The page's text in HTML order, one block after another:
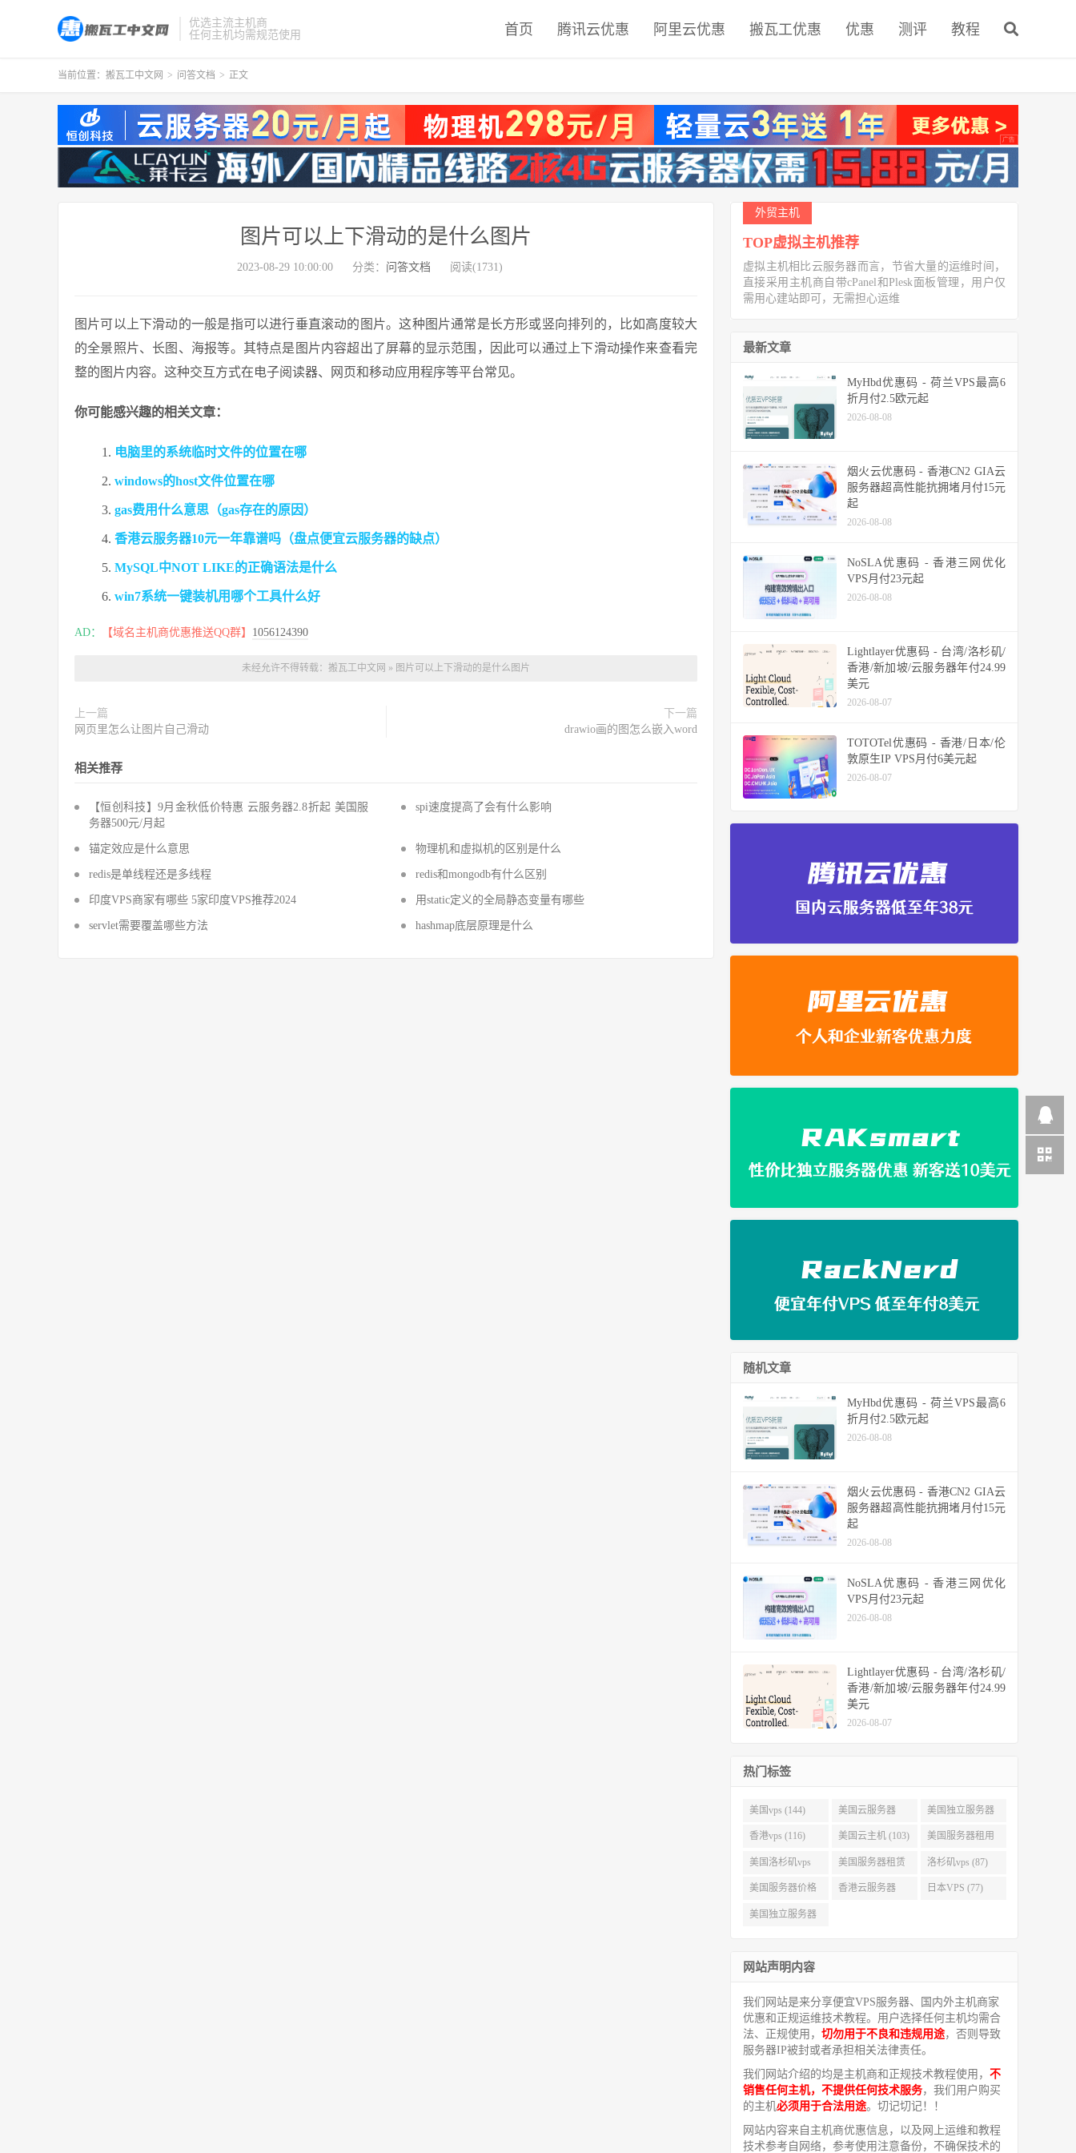
优选主流主机商
任何主机均需规范使用
首页 腾讯云优惠 阿里云优惠 搬瓦工优惠 优惠 测评 教程
当前位置： 搬瓦工中文网 > 问答文档 > 正文
图片可以上下滑动的是什么图片
2023-08-29 10:00:00 分类： 问答文档 阅读(1731)
图片可以上下滑动的一般是指可以进行垂直滚动的图片。这种图片通常是长方形或竖向排列的，比如高度较大
的全景照片、长图、海报等。其特点是图片内容超出了屏幕的显示范围，因此可以通过上下滑动操作来查看完
整的图片内容。这种交互方式在电子阅读器、网页和移动应用程序等平台常见。
你可能感兴趣的相关文章：
电脑里的系统临时文件的位置在哪
windows的host文件位置在哪
gas费用什么意思（gas存在的原因）
香港云服务器10元一年靠谱吗（盘点便宜云服务器的缺点）
MySQL中NOT LIKE的正确语法是什么
win7系统一键装机用哪个工具什么好
AD： 【域名主机商优惠推送QQ群】 1056124390
未经允许不得转载： 搬瓦工中文网 » 图片可以上下滑动的是什么图片
上一篇
网页里怎么让图片自己滑动
下一篇
drawio画的图怎么嵌入word
相关推荐
【恒创科技】9月金秋低价特惠 云服务器2.8折起 美国服
务器500元/月起
spi速度提高了会有什么影响
锚定效应是什么意思 物理机和虚拟机的区别是什么
redis是单线程还是多线程 redis和mongodb有什么区别
印度VPS商家有哪些 5家印度VPS推荐2024 用static定义的全局静态变量有哪些
servlet需要覆盖哪些方法 hashmap底层原理是什么
外贸主机
TOP虚拟主机推荐
虚拟主机相比云服务器而言，节省大量的运维时间，
直接采用主机商自带cPanel和Plesk面板管理，用户仅
需用心建站即可，无需担心运维
最新文章
MyHbd优惠码 - 荷兰VPS最高6
折月付2.5欧元起
2026-08-08
烟火云优惠码 - 香港CN2 GIA云
服务器超高性能抗拥堵月付15元
起
2026-08-08
NoSLA优惠码 - 香港三网优化
VPS月付23元起
2026-08-08
Lightlayer优惠码 - 台湾/洛杉矶/
香港/新加坡/云服务器年付24.99
美元
2026-08-07
TOTOTel优惠码 - 香港/日本/伦
敦原生IP VPS月付6美元起
2026-08-07
随机文章
MyHbd优惠码 - 荷兰VPS最高6
折月付2.5欧元起
2026-08-08
烟火云优惠码 - 香港CN2 GIA云
服务器超高性能抗拥堵月付15元
起
2026-08-08
NoSLA优惠码 - 香港三网优化
VPS月付23元起
2026-08-08
Lightlayer优惠码 - 台湾/洛杉矶/
香港/新加坡/云服务器年付24.99
美元
2026-08-07
热门标签
美国vps (144) 美国云服务器
(143)
美国独立服务器
(118)
香港vps (116) 美国云主机 (103) 美国服务器租用
(99)
美国洛杉矶vps
(94)
美国服务器租赁
(91)
洛杉矶vps (87)
美国服务器价格
(82)
香港云服务器 日本VPS (77)
美国独立服务器
网站声明内容
我们网站是来分享便宜VPS服务器、国内外主机商家
优惠和正规运维技术教程。用户选择任何主机均需合
法、正规使用， 切勿用于不良和违规用途，否则导致
服务器IP被封或者承担相关法律责任。
我们网站介绍的均是主机商和正规技术教程使用， 不
销售任何主机，不提供任何技术服务，我们用户购买
的主机必须用于合法用途。切记切记！！
网站内容来自主机商优惠信息，以及网上运维和教程
技术参考自网络，参考使用注意备份，不确保技术的